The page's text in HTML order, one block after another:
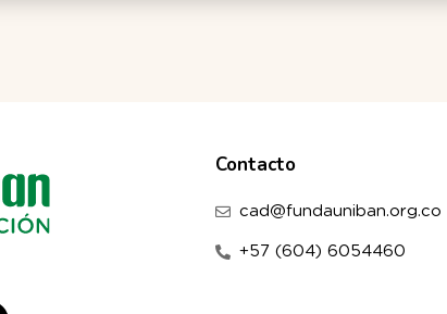
Contacto
cad@fundauniban.org.co
+57 (604) 6054460